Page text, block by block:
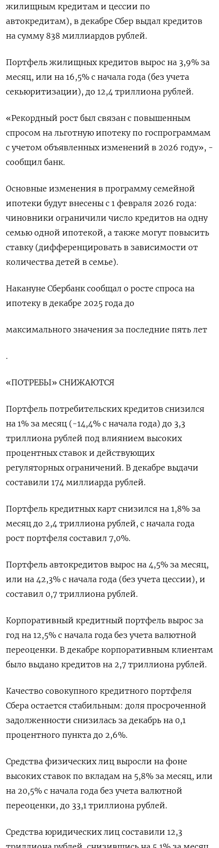
жилищным кредитам и цессии по
автокредитам), в декабре Сбер выдал кредитов
на сумму 838 миллиардов рублей.
Портфель жилищных кредитов вырос на 3,9% ⁠за
месяц, или на 16,5% с начала года (без учета
секьюритизации), до 12,4 триллиона рублей.
«Рекордный рост был связан с повышенным
спросом на льготную ‌ипотеку по госпрограммам
с учетом объявленных изменений в 2026 году», -
сообщил банк.
Основные изменения в программу семейной
ипотеки будут внесены с 1 февраля 2026 ‍года:
чиновники ограничили число кредитов на одну
семью одной ипотекой, а также могут повысить
ставку (дифференцировать в зависимости от
количества детей в семье).
Накануне Сбербанк ‌сообщал о росте спроса на
ипотеку в декабре 2025 года до
максимального значения за последние пять лет
.
«ПОТРЕБЫ» СНИЖАЮТСЯ
Портфель потребительских кредитов снизился
на ​1% за месяц (-14,4% с начала года) до 3,3
триллиона рублей под влиянием высоких
процентных ставок и действующих
регуляторных ограничений. В декабре выдачи
составили 174 миллиарда рублей.
Портфель кредитных карт снизился на 1,8% за
месяц до 2,4 триллиона ⁠рублей, с начала года
рост портфеля составил 7,0%.
Портфель автокредитов вырос на ‍4,5% за месяц,
или на 42,3% с начала года (без учета цессии), и
составил 0,7 триллиона рублей.
Корпоративный кредитный портфель вырос ‌за
год на 12,5% с начала года без учета валютной
переоценки. В декабре корпоративным клиентам
было выдано кредитов на 2,7 триллиона рублей.
Качество совокупного кредитного портфеля
Сбера остается стабильным: доля просроченной
задолженности снизилась за декабрь на 0,1
процентного пункта до 2,6%.
Средства физических лиц выросли на фоне
высоких ставок по вкладам на 5,8% за месяц, или
на 20,5% с начала года без учета валютной
переоценки, до 33,1 триллиона рублей.
Средства юридических лиц составили 12,3